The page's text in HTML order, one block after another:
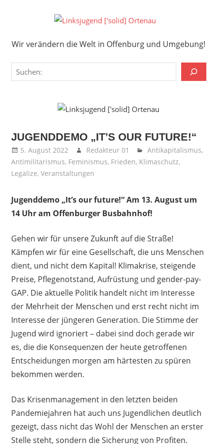
Wir verändern die Welt in Offenburg und Umgebung!
JUGENDDEMO „IT’S OUR FUTURE!“
5. August 2022 Redakteur 01 Antikapitalismus,
Antimilitarismus, Feminismus, Frieden, Klimaschutz,
Legalize, Veranstaltungen
Jugenddemo „It’s our future!“ Am 13. August um
14 Uhr am Offenburger Busbahnhof!
Gehen wir für unsere Zukunft auf die Straße!
Kämpfen wir für eine Gesellschaft, die uns Menschen
dient, und nicht dem Kapital! Klimakrise, steigende
Preise, Pflegenotstand, Aufrüstung und gender-pay-
GAP. Die aktuelle Politik handelt nicht im Interesse
der Mehrheit der Menschen und erst recht nicht im
Interesse der jüngeren Generation. Die Stimme der
Jugend wird ignoriert – dabei sind doch gerade wir
es, die die Konsequenzen der heute getroffenen
Entscheidungen morgen am härtesten zu spüren
bekommen werden.
Das Krisenmanagement in den letzten beiden
Pandemiejahren hat auch uns Jugendlichen deutlich
gezeigt, dass nicht das Wohl der Menschen an erster
Stelle steht, sondern die Sicherung von Profiten.